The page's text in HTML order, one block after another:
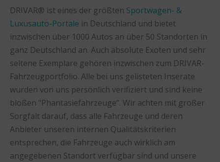
DRIVAR® ist eines der größten Sportwagen- &
Luxusauto-Portale in Deutschland und bietet
inzwischen über 1000 Autos an über 50 Standorten in
ganz Deutschland an. Auch absolute Exoten und sehr
seltene Exemplare gehören inzwischen zum DRIVAR-
Fahrzeugportfolio. Alle bei uns gelisteten Inserate
wurden von uns persönlich verifiziert und sind keine
bloßen “Phantasiefahrzeuge”. Wir achten mit großer
Sorgfalt darauf, dass alle Fahrzeuge und deren
Anbieter unseren internen Qualitätskriterien
entsprechen, die Fahrzeuge auch wirklich am
angegebenen Standort verfügbar sind und unsere